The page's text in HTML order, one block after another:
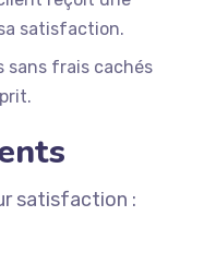
satisfaction.
sans frais cachés
satisfaction :